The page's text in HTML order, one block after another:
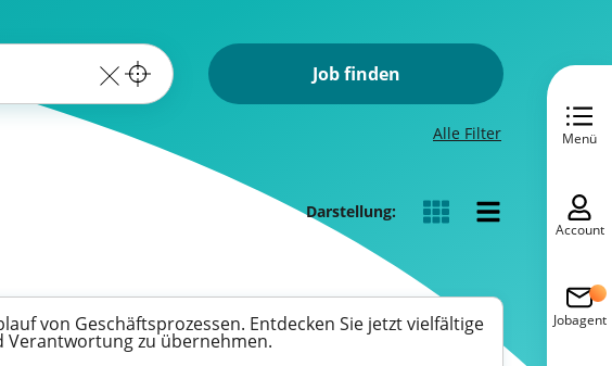
Job finden
Alle Filter
Darstellung:
von Geschäftsprozessen. Entdecken Sie jetzt vielfältige
Verantwortung zu übernehmen.
Menü
Account
Jobagent